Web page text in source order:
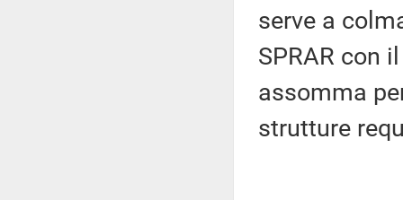
serve a
SPRAR con
assomma
strutture